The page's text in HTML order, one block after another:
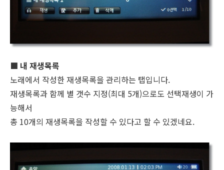
■ 내 재생목록
노래에서 작성한 재생목록을 관리하는 탭입니다.
재생목록과 함께 별 갯수 지정(최대 5개)으로도 선택재생이 가
능해서
총 10개의 재생목록을 작성할 수 있다고 할 수 있겠네요.